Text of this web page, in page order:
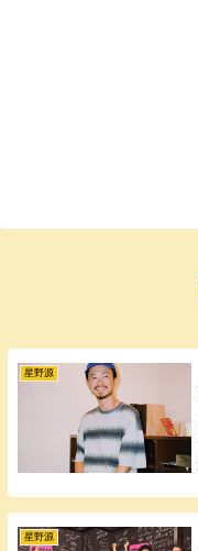
星野源
星野源